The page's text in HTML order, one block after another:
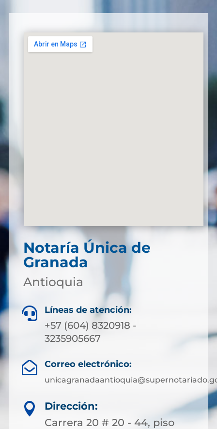
Notaría Única de
Granada
Antioquia
 Líneas de atención:
+57 (604) 8320918 -
3235905667
 Correo electrónico:

Dirección:
Carrera 20 # 20 - 44, piso